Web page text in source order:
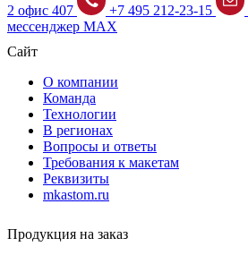
2 офис 407 +7 495 212-23-15
мессенджер MAX
Сайт
О компании
Команда
Технологии
В регионах
Вопросы и ответы
Требования к макетам
Реквизиты
mkastom.ru
Продукция на заказ